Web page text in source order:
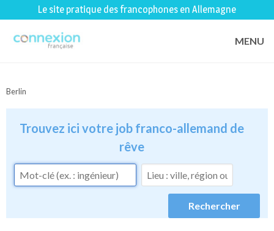
Le site pratique des francophones en Allemagne
MENU
Berlin
Trouvez ici votre job franco-allemand de
rêve